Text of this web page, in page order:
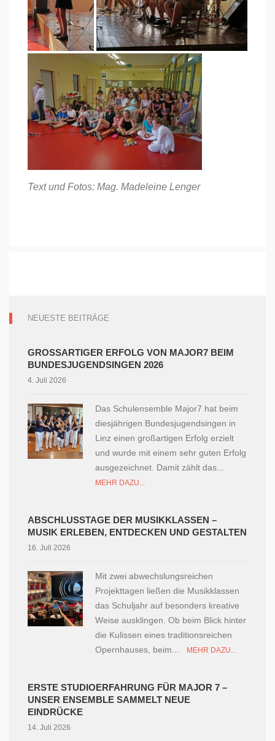
Text und Fotos: Mag. Madeleine Lenger
NEUESTE BEITRÄGE
GROSSARTIGER ERFOLG VON MAJOR7 BEIM B
UNDESJUGENDSINGEN 2026
4. Juli 2026
Das Schulensemble Major7 hat beim
diesjährigen Bundesjugendsingen in
Linz einen großartigen Erfolg erzielt
und wurde mit einem sehr guten Erfolg
ausgezeichnet. Damit zählt das...
MEHR DAZU...
ABSCHLUSSTAGE DER MUSIKKLASSEN –
MUSIK ERLEBEN, ENTDECKEN UND GESTALTEN
16. Juli 2026
Mit zwei abwechslungsreichen
Projekttagen ließen die Musikklassen
das Schuljahr auf besonders kreative
Weise ausklingen. Ob beim Blick hinter
die Kulissen eines traditionsreichen
Opernhauses, beim...
MEHR DAZU...
ERSTE STUDIOERFAHRUNG FÜR MAJOR 7 –
UNSER ENSEMBLE SAMMELT NEUE
EINDRÜCKE
14. Juli 2026